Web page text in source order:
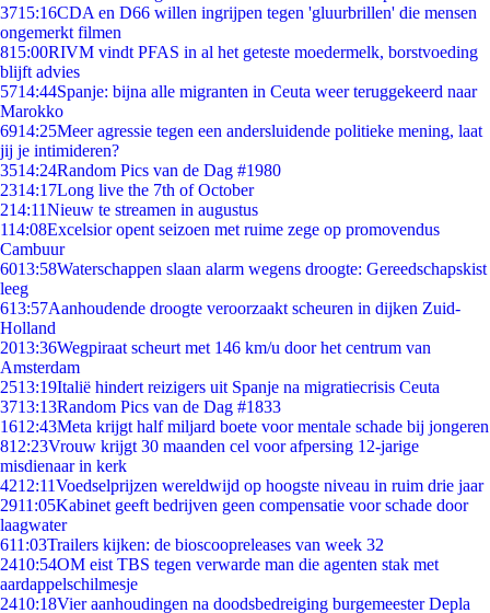
3715:16CDA en D66 willen ingrijpen tegen 'gluurbrillen' die mensen
ongemerkt filmen
815:00RIVM vindt PFAS in al het geteste moedermelk, borstvoeding
blijft advies
5714:44Spanje: bijna alle migranten in Ceuta weer teruggekeerd naar
Marokko
6914:25Meer agressie tegen een andersluidende politieke mening, laat
jij je intimideren?
3514:24Random Pics van de Dag #1980
2314:17Long live the 7th of October
214:11Nieuw te streamen in augustus
114:08Excelsior opent seizoen met ruime zege op promovendus
Cambuur
6013:58Waterschappen slaan alarm wegens droogte: Gereedschapskist
leeg
613:57Aanhoudende droogte veroorzaakt scheuren in dijken Zuid-
Holland
2013:36Wegpiraat scheurt met 146 km/u door het centrum van
Amsterdam
2513:19Italië hindert reizigers uit Spanje na migratiecrisis Ceuta
3713:13Random Pics van de Dag #1833
1612:43Meta krijgt half miljard boete voor mentale schade bij jongeren
812:23Vrouw krijgt 30 maanden cel voor afpersing 12-jarige
misdienaar in kerk
4212:11Voedselprijzen wereldwijd op hoogste niveau in ruim drie jaar
2911:05Kabinet geeft bedrijven geen compensatie voor schade door
laagwater
611:03Trailers kijken: de bioscoopreleases van week 32
2410:54OM eist TBS tegen verwarde man die agenten stak met
aardappelschilmesje
2410:18Vier aanhoudingen na doodsbedreiging burgemeester Depla